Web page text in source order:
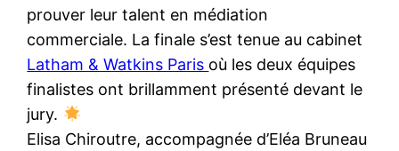
prouver leur talent en médiation
commerciale. La finale s’est tenue au cabinet
Latham & Watkins Paris où les deux équipes
finalistes ont brillamment présenté devant le
jury.
Elisa Chiroutre, accompagnée d’Eléa Bruneau